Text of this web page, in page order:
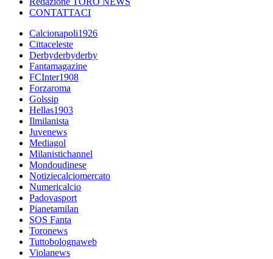
CONTATTACI
Calcionapoli1926
Cittaceleste
Derbyderbyderby
Fantamagazine
FCInter1908
Forzaroma
Golssip
Hellas1903
Ilmilanista
Juvenews
Mediagol
Milanistichannel
Mondoudinese
Notiziecalciomercato
Numericalcio
Padovasport
Pianetamilan
SOS Fanta
Toronews
Tuttobolognaweb
Violanews